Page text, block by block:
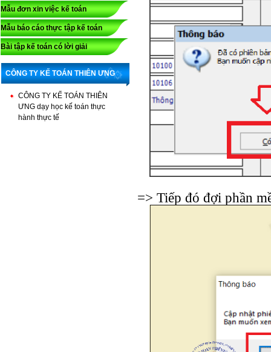
Mẫu đơn xin việc kế toán
Mẫu báo cáo thực tập kế toán
Bài tập kế toán có lời giải
CÔNG TY KẾ TOÁN THIÊN ƯNG
CÔNG TY KẾ TOÁN THIÊN
ƯNG dạy học kế toán thực
hành thực tế
=> Tiếp đó đợi phần